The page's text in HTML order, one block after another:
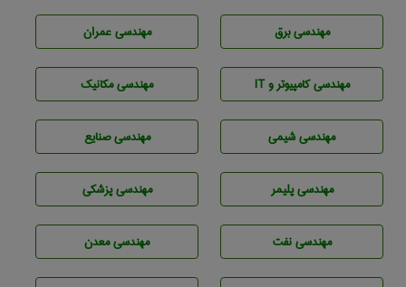
مهندسی برق مهندسی عمران
مهندسی كامپيوتر و IT مهندسی مکانیک
مهندسي شيمی مهندسی صنايع
مهندسی پليمر مهندسی پزشکی
مهندسی نفت مهندسی معدن